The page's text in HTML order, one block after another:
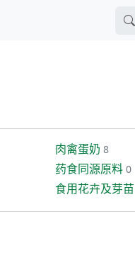
肉禽蛋奶 8
药食同源原料 0
食用花卉及芽苗